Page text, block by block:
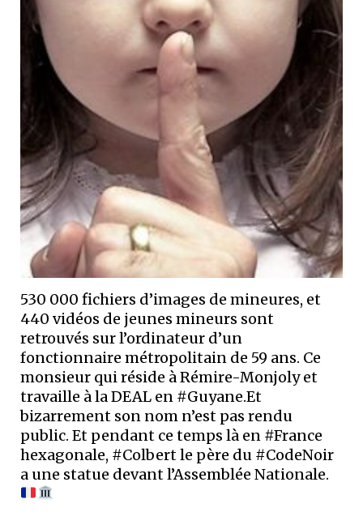
530 000 fichiers d’images de mineures, et
440 vidéos de jeunes mineurs sont
retrouvés sur l’ordinateur d’un
fonctionnaire métropolitain de 59 ans. Ce
monsieur qui réside à Rémire-Monjoly et
travaille à la DEAL en #Guyane.Et
bizarrement son nom n’est pas rendu
public. Et pendant ce temps là en #France
hexagonale, #Colbert le père du #CodeNoir
a une statue devant l’Assemblée Nationale.